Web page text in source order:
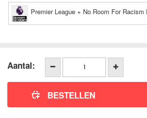
Premier League + No Room For
Aantal: